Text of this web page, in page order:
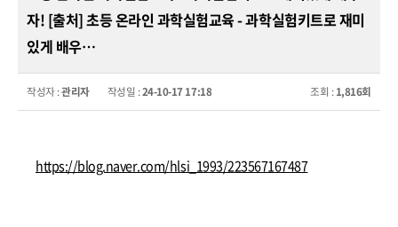
자! [출처] 초등 온라인 과학실험교육 - 과학실험키트로 재미
있게 배우…
작성자 :관리자 작성일 :24-10-17 17:18 조회 :1,816회
https://blog.naver.com/hlsi_1993/223567167487